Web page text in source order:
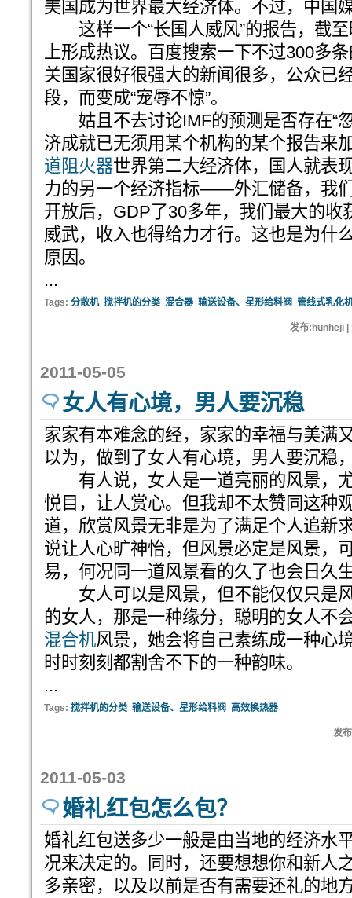
美国成为世界最大经济体。不过，中国
这样一个“长国人威风”的报告，截至
上形成热议。百度搜索一下不过300多
关国家很好很强大的新闻很多，公众已
段，而变成“宠辱不惊”。
姑且不去讨论IMF的预测是否存在“
济成就已无须用某个机构的某个报告来
道阻火器世界第二大经济体，国人就表
力的另一个经济指标——外汇储备，我
开放后，GDP了30多年，我们最大的收
威武，收入也得给力才行。这也是为什
原因。
...
Tags: 分散机 搅拌机的分类 混合器 输送设备、星形给料阀 管线式乳化
发布:hunheji |
2011-05-05
女人有心境，男人要沉稳
家家有本难念的经，家家的幸福与美满
以为，做到了女人有心境，男人要沉稳
有人说，女人是一道亮丽的风景，
悦目，让人赏心。但我却不太赞同这种
道，欣赏风景无非是为了满足个人追新
说让人心旷神怡，但风景必定是风景，
易，何况同一道风景看的久了也会日久
女人可以是风景，但不能仅仅只是
的女人，那是一种缘分，聪明的女人不
混合机风景，她会将自己素练成一种心
时时刻刻都割舍不下的一种韵味。
...
Tags: 搅拌机的分类 输送设备、星形给料阀 高效换热器
发
2011-05-03
婚礼红包怎么包？
婚礼红包送多少一般是由当地的经济水
况来决定的。同时，还要想想你和新人
多亲密，以及以前是否有需要还礼的地